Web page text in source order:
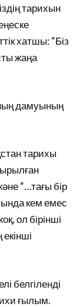
тарихын
хатшы: “Біз
жаңа
дамуының
тарихы
“…тағы бір
кем емес
ол бірінші
белгіленді
ғылым.